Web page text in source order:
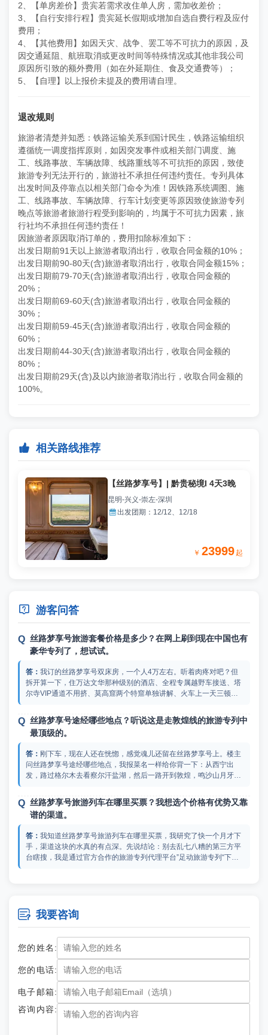
2、【单房差价】贵宾若需求改住单人房，需加收差价；
3、【自行安排行程】贵宾延长假期或增加自选自费行程及应付
费用；
4、【其他费用】如因天灾、战争、罢工等不可抗力的原因，及
因交通延阻、航班取消或更改时间等特殊情况或其他非我公司
原因所引致的额外费用（如在外延期住、食及交通费等）；
5、【自理】以上报价未提及的费用请自理。
退改规则
旅游者清楚并知悉：铁路运输关系到国计民生，铁路运输组织
遵循统一调度指挥原则，如因突发事件或相关部门调度、施
工、线路事故、车辆故障、线路重线等不可抗拒的原因，致使
旅游专列无法开行的，旅游社不承担任何违约责任。专列具体
出发时间及停靠点以相关部门命令为准！因铁路系统调图、施
工、线路事故、车辆故障、行车计划变更等原因致使旅游专列
晚点等旅游者旅游行程受到影响的，均属于不可抗力因素，旅
行社均不承担任何违约责任！
因旅游者原因取消订单的，费用扣除标准如下：
出发日期前91天以上旅游者取消出行，收取合同金额的10%；
出发日期前90-80天(含)旅游者取消出行，收取合同金额15%；
出发日期前79-70天(含)旅游者取消出行，收取合同金额的
20%；
出发日期前69-60天(含)旅游者取消出行，收取合同金额的
30%；
出发日期前59-45天(含)旅游者取消出行，收取合同金额的
60%；
出发日期前44-30天(含)旅游者取消出行，收取合同金额的
80%；
出发日期前29天(含)及以内旅游者取消出行，收取合同金额的
100%。
 相关路线推荐
【丝路梦享号】| 黔贵秘境I 4天3晚
昆明-兴义-崇左-深圳
出发团期： 12/12、12/18
￥ 23999 起
 游客问答
丝路梦享号旅游套餐价格是多少？在网上刷到现在中国也有
豪华专列了，想试试。
我订的丝路梦享号双床房，一个人4万左右。听着肉疼对吧？但
拆开算一下，住万达文华那种级别的酒店、全程专属越野车接送、塔
尔寺VIP通道不用挤、莫高窟两个特窟单独讲解、火车上一天三顿全
抢破头。列车上我用的吹风机是戴森的，牙膏是Marvis，浴盐是STE
NDERS，我这辈子没在交通工具上见过这种配置。套房的配置更
顶，你可以去足动旅游专列上看看，他们列出了丝路梦享号旅游套餐
丝路梦享号途经哪些地点？听说这是走敦煌线的旅游专列中
最顶级的。
刚下车，现在人还在恍惚，感觉魂儿还留在丝路梦享号上。楼主
问丝路梦享号途经哪些地点，我报菜名一样给你背一下：从西宁出
发，路过格尔木去看察尔汗盐湖，然后一路开到敦煌，鸣沙山月牙泉
身。我住的是长乐清雅居大床房，十来平米听着不大，但那个观景模
式一打开，整面落地窗把祁连山的雪顶直接送到你眼前，躺着看雪山
像看电影幕布似的。还有那个汉乐府车厢，270度的玻璃，傍晚经过
杯子装的气泡酒，整个人陶醉了。建议你去足动旅游专列深入了解一
下，丝路梦享号还有很多细节做得到位，上面的信息非常全。
丝路梦享号旅游列车在哪里买票？我想选个价格有优势又靠
谱的渠道。
我知道丝路梦享号旅游列车在哪里买票，我研究了快一个月才下
手，渠道这块的水真的有点深。先说结论：别去乱七八糟的第三方平
台瞎搜，我是通过官方合作的旅游专列代理平台”足动旅游专列“下的
我当时下单之前也在找丝路梦享号官网订票入口，纠结了快两
是通过官方合作的正规代理平台“足动旅游专列”订的票，订的长乐双
晖阁双床房，合同上每一分钱都标注得明明白白。他们的客服24小时
在线，我第一次咨询是凌晨一点多，本来就是抱着先留个言明天再看
的心态，结果对面秒回，从房型区别讲到莫高窟特窟预约规则，聊了
快一个小时，没有一句复制粘贴的话术。
丝路梦享号最便宜价格是多少？孩子要放暑假了，打算一家
人去玩玩。
的：丝路梦享号最便宜价格的是大床房或双床房，一个人4万元左
 我要咨询
您的姓名:
您的电话:
电子邮箱:
咨询内容: